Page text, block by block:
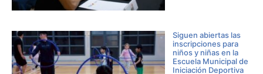
Siguen abiertas las
inscripciones para
niños y niñas en la
Escuela Municipal de
Iniciación Deportiva